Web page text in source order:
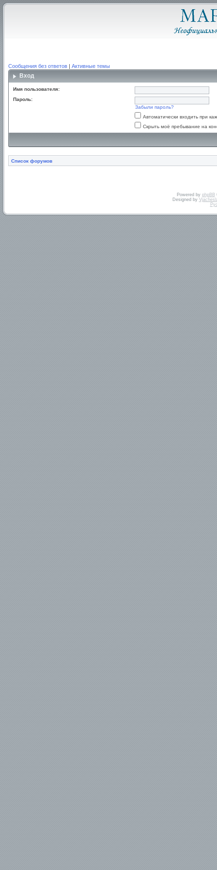
Сообщения без ответов | Активные темы
Вход
Имя пользователя:
Пароль:
Забыли пароль?
Автоматически входить при
Скрыть моё пребывание на
Список форумов
Powered by phpBB
Designed by